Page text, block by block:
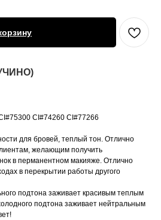
CI#74260 CI#77266
для бровей, теплый тон. Отлично
желающим получить
в перманентном макияже. Отлично
в перекрытии работы другого
подтона заживает красивым теплым
подтона заживает нейтральным